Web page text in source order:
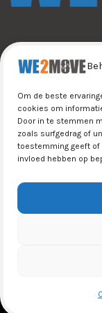
Om de beste
cookies om
Door in te stemmen
zoals surfgedrag of
toestemming geeft
invloed hebben op